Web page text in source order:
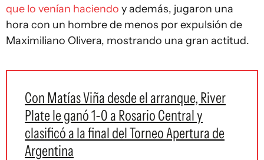
que lo venían haciendo y además, jugaron una
hora con un hombre de menos por expulsión de
Maximiliano Olivera, mostrando una gran actitud.
Con Matías Viña desde el arranque, River
Plate le ganó 1-0 a Rosario Central y
clasificó a la final del Torneo Apertura de
Argentina